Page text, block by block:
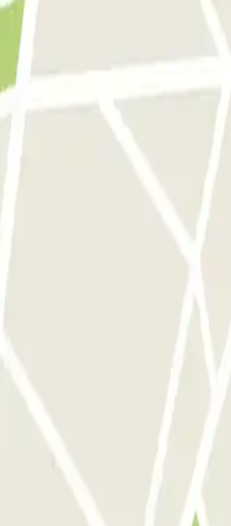
única vez al parking
la red de parkings de este operador disponibles en Parclick.
parking todas las veces que quieras.
de la Victoria: Opiniones